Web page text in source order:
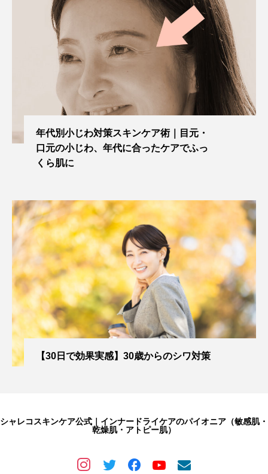
年代別小じわ対策スキンケア術｜目元・
口元の小じわ、年代に合ったケアでふっ
くら肌に
【30日で効果実感】30歳からのシワ対策
シャレコスキンケア公式｜インナードライケアのパイオニア（敏感肌・
乾燥肌・アトピー肌）